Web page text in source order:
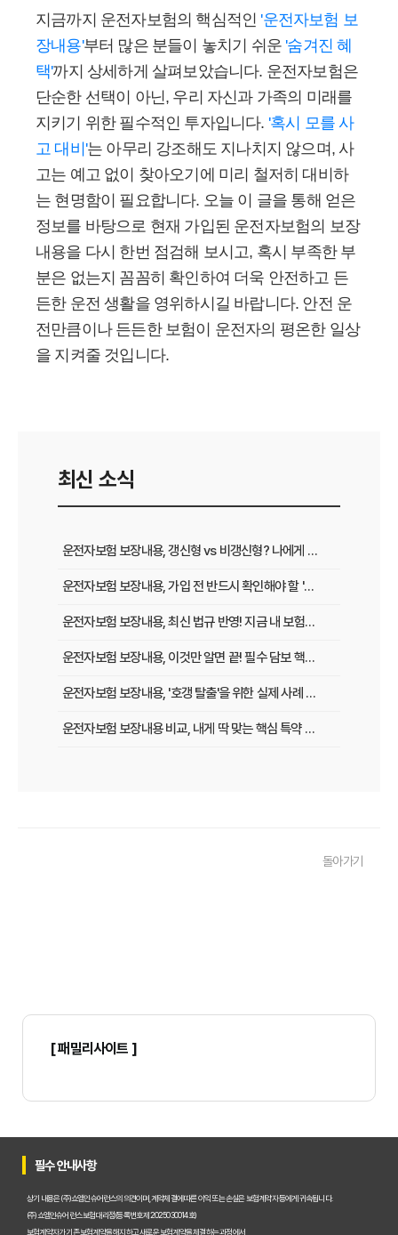
지금까지 운전자보험의 핵심적인 '운전자보험 보
장내용'부터 많은 분들이 놓치기 쉬운 '숨겨진 혜
택'까지 상세하게 살펴보았습니다. 운전자보험은
단순한 선택이 아닌, 우리 자신과 가족의 미래를
지키기 위한 필수적인 투자입니다. '혹시 모를 사
고 대비'는 아무리 강조해도 지나치지 않으며, 사
고는 예고 없이 찾아오기에 미리 철저히 대비하
는 현명함이 필요합니다. 오늘 이 글을 통해 얻은
정보를 바탕으로 현재 가입된 운전자보험의 보장
내용을 다시 한번 점검해 보시고, 혹시 부족한 부
분은 없는지 꼼꼼히 확인하여 더욱 안전하고 든
든한 운전 생활을 영위하시길 바랍니다. 안전 운
전만큼이나 든든한 보험이 운전자의 평온한 일상
을 지켜줄 것입니다.
최신 소식
운전자보험 보장내용, 갱신형 vs 비갱신형? 나에게 맞는 선택 가이드
운전자보험 보장내용, 가입 전 반드시 확인해야 할 '숨은 특약' 활용법
운전자보험 보장내용, 최신 법규 반영! 지금 내 보험은 괜찮을까?
운전자보험 보장내용, 이것만 알면 끝! 필수 담보 핵심 정리
운전자보험 보장내용, '호갱 탈출'을 위한 실제 사례 분석과 보상 핵심 정리
운전자보험 보장내용 비교, 내게 딱 맞는 핵심 특약 찾는 방법
운전자보험 보장내용 비교, 나에게 딱 맞는 필수 항목 선택 가이드
자동차보험으로 충분할까? 운전자보험 보장 내용, 놓치면 안 될 핵심 포인트
돌아가기
[ 패밀리사이트 ]
필수 안내사항
상기 내용은 (주)쇼엠인슈어런스의 의견이며, 계약체결에 따른 이익 또는 손실은 보험계약자 등에게 귀속됩니다.
(주)쇼엠인슈어런스 보험대리점(등록번호 제2025030014호)
보험계약자가 기존 보험계약을 해지하고 새로운 보험계약을 체결하는 과정에서